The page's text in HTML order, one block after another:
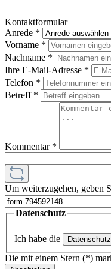
Kontaktformular
Anrede *
Vorname *
Nachname *
Ihre E-Mail-Adresse *
Telefon *
Betreff *
Kommentar *
Um weiterzugehen, geben
Datenschutz
Ich habe die
Die mit einem Stern (*)